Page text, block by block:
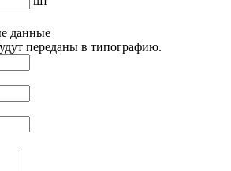
данные
переданы в типографию.